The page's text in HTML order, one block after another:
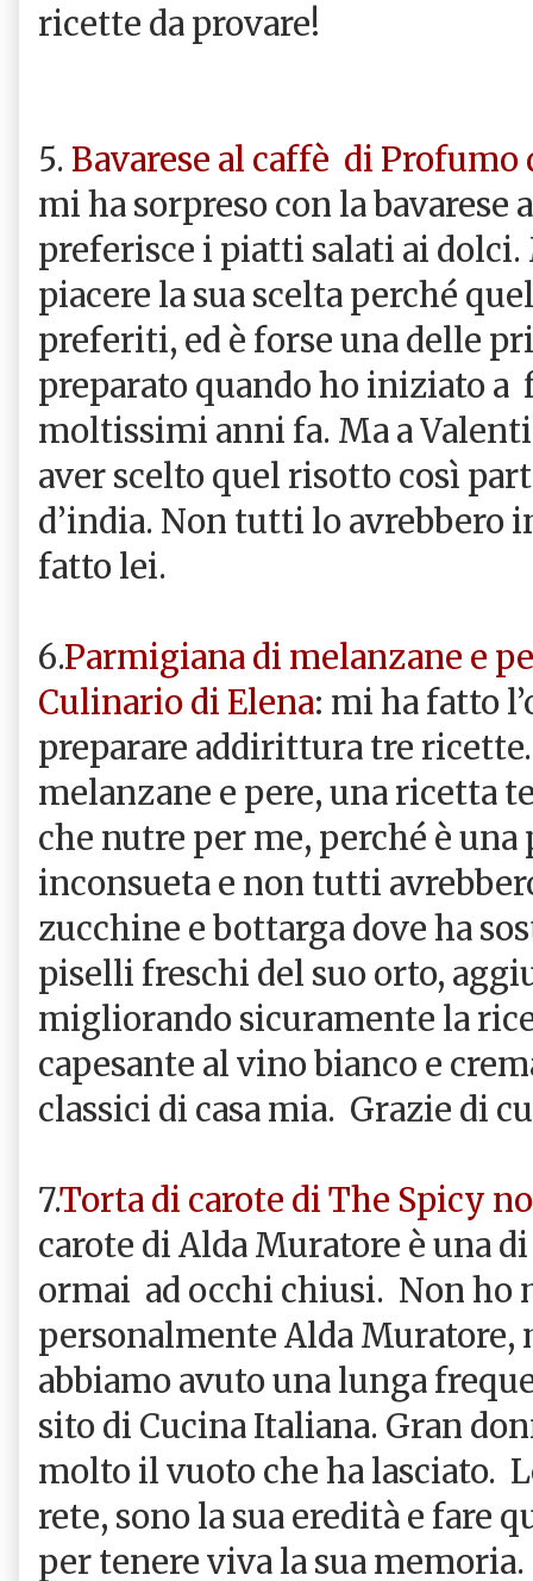
ricette da provare!
5. Bavarese al caffè di
mi ha sorpreso con la bavarese
preferisce i piatti salati ai
piacere la sua scelta perché
preferiti, ed è forse una delle
preparato quando ho iniziato a
moltissimi anni fa. Ma a
aver scelto quel risotto così
d’india. Non tutti lo avrebbero
fatto lei.
6.Parmigiana di melanzane e
Culinario di Elena: mi ha fatto
preparare addirittura tre
melanzane e pere, una ricetta
che nutre per me, perché è
inconsueta e non tutti
zucchine e bottarga dove ha
piselli freschi del suo orto,
migliorando sicuramente la
capesante al vino bianco e
classici di casa mia. Grazie di
7.Torta di carote di The Spicy
carote di Alda Muratore è una
ormai ad occhi chiusi. Non ho
personalmente Alda Muratore,
abbiamo avuto una lunga
sito di Cucina Italiana. Gran
molto il vuoto che ha lasciato.
rete, sono la sua eredità e fare
per tenere viva la sua